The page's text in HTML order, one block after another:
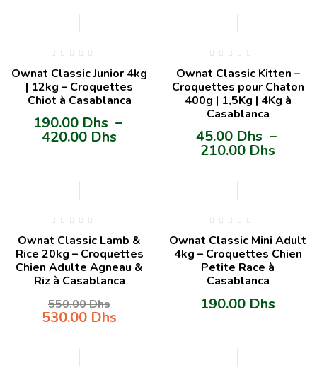
Ownat Classic Junior 4kg
| 12kg – Croquettes
Chiot à Casablanca
190.00 Dhs –
420.00 Dhs
Ownat Classic Kitten –
Croquettes pour Chaton
400g | 1,5Kg | 4Kg à
Casablanca
45.00 Dhs –
210.00 Dhs
Ownat Classic Lamb &
Rice 20kg – Croquettes
Chien Adulte Agneau &
Riz à Casablanca
550.00Dhs
530.00 Dhs
Ownat Classic Mini Adult
4kg – Croquettes Chien
Petite Race à
Casablanca
190.00 Dhs